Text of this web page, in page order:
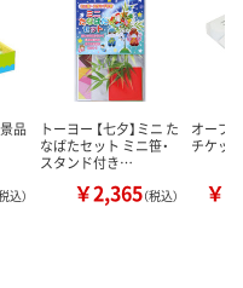
品
込）
トーヨー 【七夕】ミニ た
なばたセット ミニ笹・
スタンド付き…
￥2,365（税込）
オープ
チケット
￥